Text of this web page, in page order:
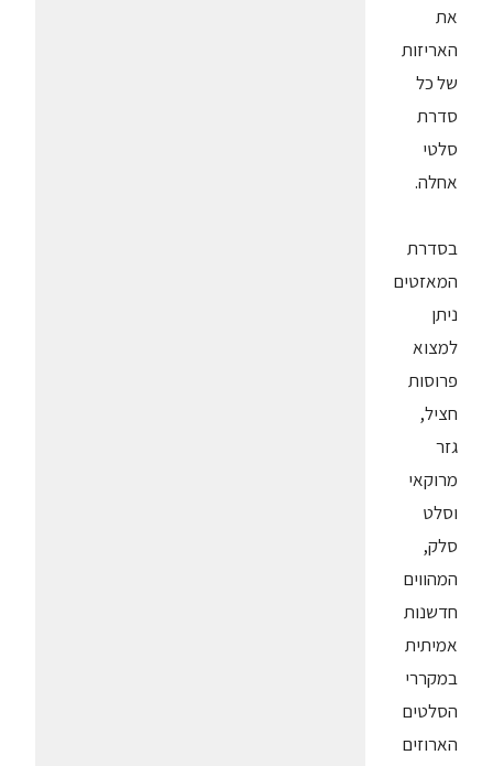
את
האריזות
של כל
סדרת
סלטי
אחלה.
בסדרת
המאזטים
ניתן
למצוא
פרוסות
חציל,
גזר
מרוקאי
וסלט
סלק,
המהווים
חדשנות
אמיתית
במקררי
הסלטים
הארוזים